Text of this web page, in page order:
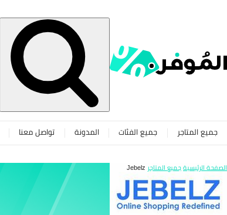
جميع المتاجر جميع الفئات المدونة تواصل معنا
الصفحة الرئيسيةجميع المتاجر Jebelz